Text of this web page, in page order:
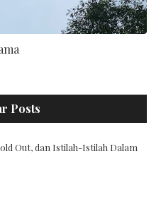
Posts
Out, dan Istilah-Istilah Dalam